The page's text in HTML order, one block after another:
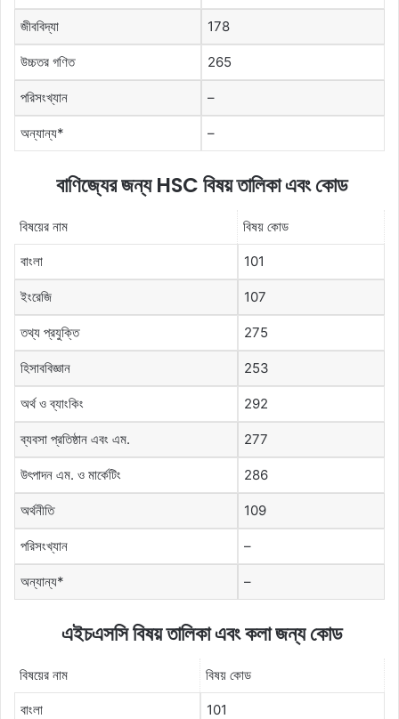
জীববিদ্যা 178
উচ্চতর গণিত 265
পরিসংখ্যান –
অন্যান্য* –
বাণিজ্যেরজন্যHSCবিষয়তালিকাএবংকোড
বিষয়ের নাম বিষয় কোড
বাংলা 101
ইংরেজি 107
তথ্য প্রযুক্তি 275
হিসাববিজ্ঞান 253
অর্থ ও ব্যাংকিং 292
ব্যবসা প্রতিষ্ঠান এবং এম. 277
উৎপাদন এম. ও মার্কেটিং 286
অর্থনীতি 109
পরিসংখ্যান –
অন্যান্য* –
এইচএসসিবিষয়তালিকাএবংকলাজন্যকোড
বিষয়ের নাম বিষয় কোড
বাংলা 101